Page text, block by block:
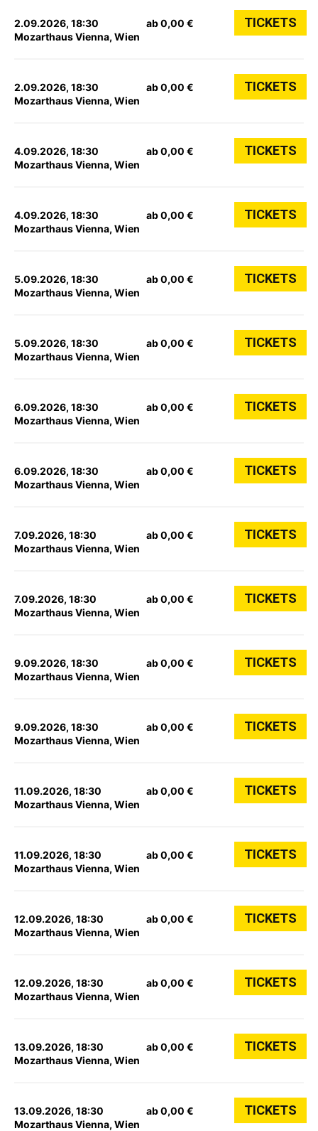
2.09.2026, 18:30
Mozarthaus Vienna, Wien
ab 0,00 € TICKETS
2.09.2026, 18:30
Mozarthaus Vienna, Wien
ab 0,00 € TICKETS
4.09.2026, 18:30
Mozarthaus Vienna, Wien
ab 0,00 € TICKETS
4.09.2026, 18:30
Mozarthaus Vienna, Wien
ab 0,00 € TICKETS
5.09.2026, 18:30
Mozarthaus Vienna, Wien
ab 0,00 € TICKETS
5.09.2026, 18:30
Mozarthaus Vienna, Wien
ab 0,00 € TICKETS
6.09.2026, 18:30
Mozarthaus Vienna, Wien
ab 0,00 € TICKETS
6.09.2026, 18:30
Mozarthaus Vienna, Wien
ab 0,00 € TICKETS
7.09.2026, 18:30
Mozarthaus Vienna, Wien
ab 0,00 € TICKETS
7.09.2026, 18:30
Mozarthaus Vienna, Wien
ab 0,00 € TICKETS
9.09.2026, 18:30
Mozarthaus Vienna, Wien
ab 0,00 € TICKETS
9.09.2026, 18:30
Mozarthaus Vienna, Wien
ab 0,00 € TICKETS
11.09.2026, 18:30
Mozarthaus Vienna, Wien
ab 0,00 € TICKETS
11.09.2026, 18:30
Mozarthaus Vienna, Wien
ab 0,00 € TICKETS
12.09.2026, 18:30
Mozarthaus Vienna, Wien
ab 0,00 € TICKETS
12.09.2026, 18:30
Mozarthaus Vienna, Wien
ab 0,00 € TICKETS
13.09.2026, 18:30
Mozarthaus Vienna, Wien
ab 0,00 € TICKETS
13.09.2026, 18:30
Mozarthaus Vienna, Wien
ab 0,00 € TICKETS